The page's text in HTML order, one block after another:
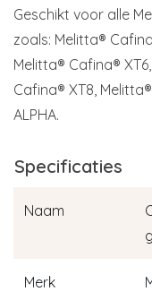
Geschikt voor alle
zoals: Melitta®
Melitta® Cafina®
Cafina® XT8,
ALPHA.
Specificaties
Naam
Merk